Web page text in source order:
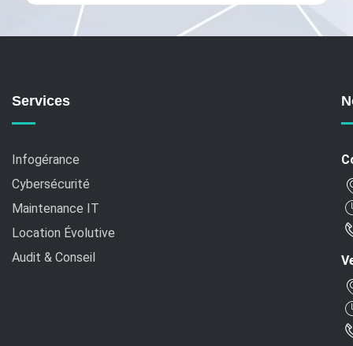
Services
Infogérance
Cybersécurité
Maintenance IT
Location Évolutive
Audit & Conseil